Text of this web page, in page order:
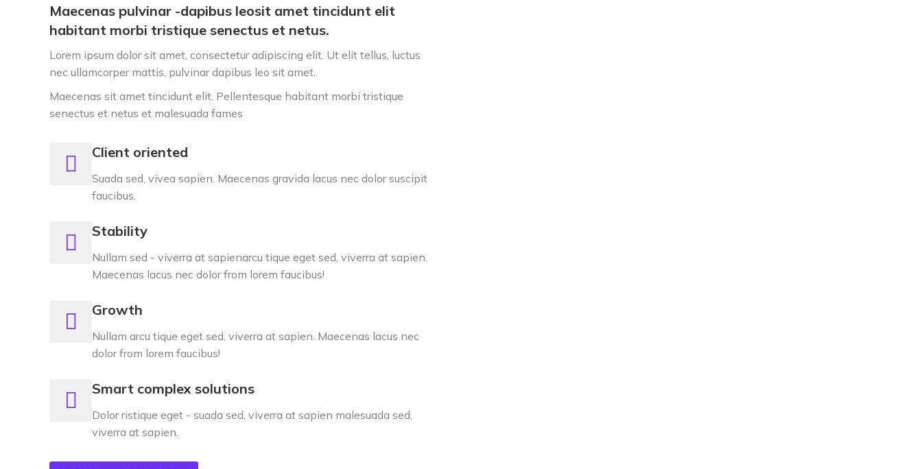
Maecenas pulvinar -dapibus leosit amet tincidunt elit
habitant morbi tristique senectus et netus.
Lorem ipsum dolor sit amet, consectetur adipiscing elit. Ut elit tellus, luctus
nec ullamcorper mattis, pulvinar dapibus leo sit amet.
Maecenas sit amet tincidunt elit. Pellentesque habitant morbi tristique
senectus et netus et malesuada fames
Client oriented
Suada sed, vivea sapien. Maecenas gravida lacus nec dolor suscipit
faucibus.
Stability
Nullam sed - viverra at sapienarcu tique eget sed, viverra at sapien.
Maecenas lacus nec dolor from lorem faucibus!
Growth
Nullam arcu tique eget sed, viverra at sapien. Maecenas lacus nec
dolor from lorem faucibus!
Smart complex solutions
Dolor ristique eget - suada sed, viverra at sapien malesuada sed,
viverra at sapien.